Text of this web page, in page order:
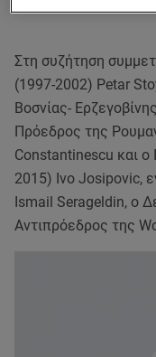
Στη συζήτηση
(1997-2002) Petar
Βοσνίας-
Πρόεδρος της
Constantinescu και
2015) Ivo Josipovic,
Ismail Serageldin, ο
Αντιπρόεδρος της